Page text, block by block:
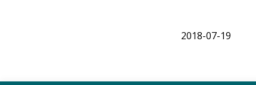
2018-07-19